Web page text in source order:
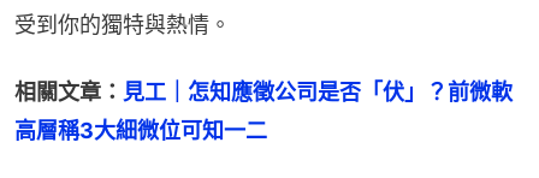
受到你的獨特與熱情。
相關文章： 見工｜怎知應徵公司是否「伏」？前微軟
高層稱3大細微位可知一二